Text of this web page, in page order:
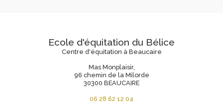
Ecole d'équitation du Bélice
Centre d'équitation à Beaucaire
Mas Monplaisir,
96 chemin de la Milorde
30300 BEAUCAIRE
06 28 62 12 04